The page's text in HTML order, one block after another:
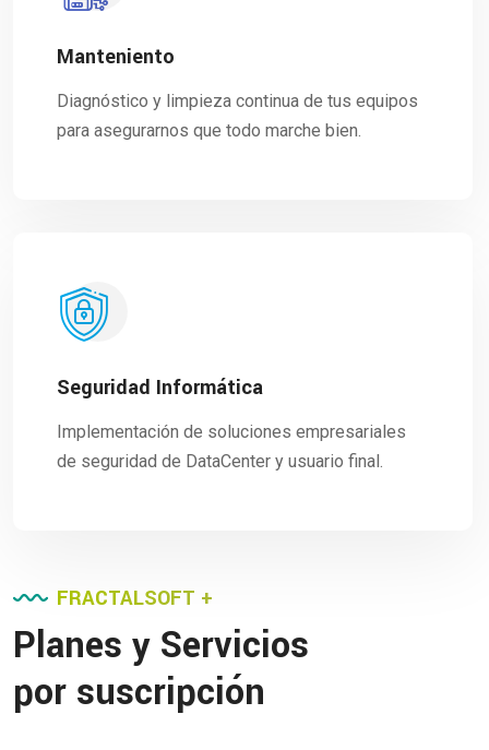
Manteniento
Diagnóstico y limpieza continua de tus equipos
para asegurarnos que todo marche bien.
Seguridad Informática
Implementación de soluciones empresariales
de seguridad de DataCenter y usuario final.
FRACTALSOFT +
Planes y Servicios
por suscripción